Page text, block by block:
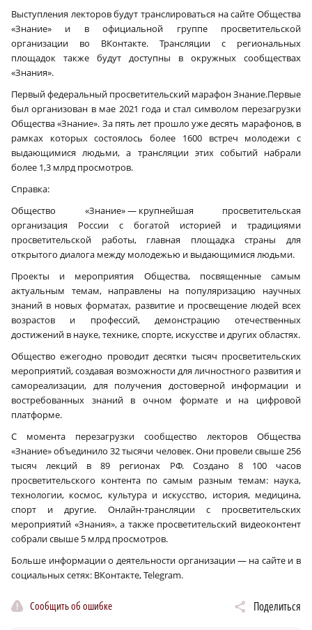
Выступления лекторов будут транслироваться на сайте Общества
«Знание» и в официальной группе просветительской
организации во ВКонтакте. Трансляции с региональных
площадок также будут доступны в окружных сообществах
«Знания».
Первый федеральный просветительский марафон Знание.Первые
был организован в мае 2021 года и стал символом перезагрузки
Общества «Знание». За пять лет прошло уже десять марафонов, в
рамках которых состоялось более 1600 встреч молодежи с
выдающимися людьми, а трансляции этих событий набрали
более 1,3 млрд просмотров.
Справка:
Общество «Знание» — крупнейшая просветительская
организация России с богатой историей и традициями
просветительской работы, главная площадка страны для
открытого диалога между молодежью и выдающимися людьми.
Проекты и мероприятия Общества, посвященные самым
актуальным темам, направлены на популяризацию научных
знаний в новых форматах, развитие и просвещение людей всех
возрастов и профессий, демонстрацию отечественных
достижений в науке, технике, спорте, искусстве и других областях.
Общество ежегодно проводит десятки тысяч просветительских
мероприятий, создавая возможности для личностного развития и
самореализации, для получения достоверной информации и
востребованных знаний в очном формате и на цифровой
платформе.
С момента перезагрузки сообщество лекторов Общества
«Знание» объединило 32 тысячи человек. Они провели свыше 256
тысяч лекций в 89 регионах РФ. Создано 8 100 часов
просветительского контента по самым разным темам: наука,
технологии, космос, культура и искусство, история, медицина,
спорт и другие. Онлайн-трансляции с просветительских
мероприятий «Знания», а также просветительский видеоконтент
собрали свыше 5 млрд просмотров.
Больше информации о деятельности организации — на сайте и в
социальных сетях: ВКонтакте, Telegram.
Сообщить об ошибке Поделиться